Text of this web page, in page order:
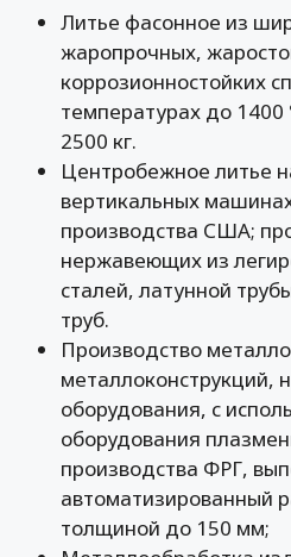
Литье фасонное из
жаропрочных,
коррозионностойких
температурах до 1400
2500 кг.
Центробежное литье
вертикальных
производства США;
нержавеющих из
сталей, латунной
труб.
Производство
металлоконструкций,
оборудования, с
оборудования
производства ФРГ,
автоматизированный
толщиной до 150 мм;